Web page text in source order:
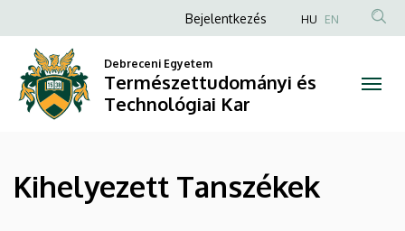
Tanszékek
Természettudományi
Technológiai
a
tartalomra
Anonim
fiók
menüje
Bejelentkezés HU EN
Debreceni Egyetem
Természettudományi és
Technológiai Kar
Kihelyezett Tanszékek